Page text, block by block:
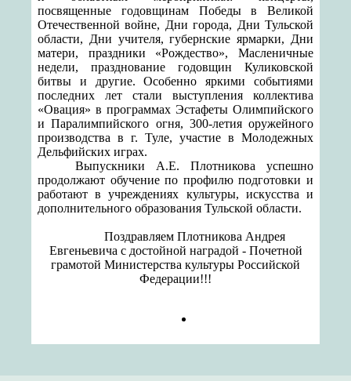
посвященные годовщинам
Победы в Великой
Отечественной войне, Дни города, Дни Тульской
области, Дни учителя, губернские ярмарки, Дни
матери, праздники «Рождество», Масленичные
недели,
празднование годовщин
Куликовской
битвы и другие. Особенно яркими событиями
последних лет стали выступления коллектива
«Овация» в программах Эстафеты Олимпийского
и Паралимпийского огня, 300-летия оружейного
производства в г. Туле, участие в Молодежных
Дельфийских играх.
Выпускники А.Е. Плотникова успешно
продолжают обучение по профилю подготовки и
работают в учреждениях культуры, искусства и
дополнительного образования Тульской области.
Поздравляем Плотникова Андрея
Евгеньевича с достойной наградой - Почетной
грамотой Министерства культуры Российской
Федерации!!!